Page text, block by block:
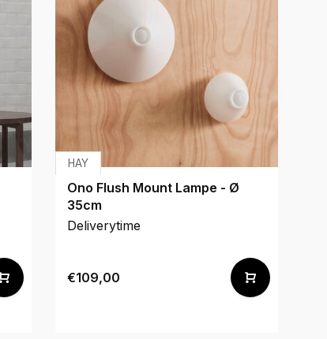
HAY
Ono Flush Mount Lampe - Ø
35cm
Deliverytime
€109,00